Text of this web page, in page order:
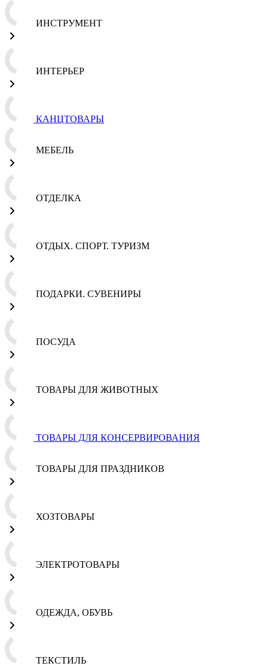
ИНСТРУМЕНТ
ИНТЕРЬЕР
КАНЦТОВАРЫ
МЕБЕЛЬ
ОТДЕЛКА
ОТДЫХ. СПОРТ. ТУРИЗМ
ПОДАРКИ. СУВЕНИРЫ
ПОСУДА
ТОВАРЫ ДЛЯ ЖИВОТНЫХ
ТОВАРЫ ДЛЯ КОНСЕРВИРОВАНИЯ
ТОВАРЫ ДЛЯ ПРАЗДНИКОВ
ХОЗТОВАРЫ
ЭЛЕКТРОТОВАРЫ
ОДЕЖДА, ОБУВЬ
ТЕКСТИЛЬ